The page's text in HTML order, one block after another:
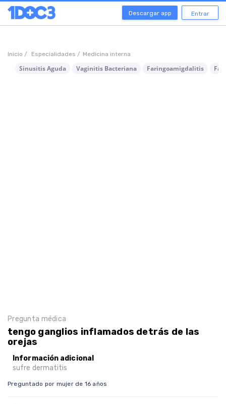
Descargar app Entrar
Inicio / Especialidades / Medicina interna
Sinusitis Aguda Vaginitis Bacteriana Faringoamigdalitis
Pregunta médica
tengo ganglios inflamados detrás de las
orejas
Información adicional
sufre dermatitis
Preguntado por mujer de 16 años